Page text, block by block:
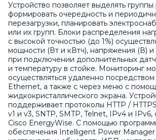
Устройство позволяет выделять группы
формировать очередность и
перезагрузки, планировать
или их групп. Блоки распределения
с высокой точностью (до 1%)
мощности (Вт и кВтч), напряжения (В) и
при подключении дополнительных
и температуру в стойке. Мониторинг
осуществляться удаленно посредством
Ethernet, а также с через меню с
жидкокристаллического экрана.
поддерживает протоколы HTTP /
v1 и v3, SNTP, SMTP, Telnet, IPv4 и
Cisco EnergyWise. С помощью
обеспечения Intelligent Power